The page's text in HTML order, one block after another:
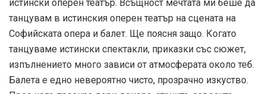
истински оперен театър. Всъщност мечтата ми беше да
танцувам в истинския оперен театър на сцената на
Софийската опера и балет. Ще поясня защо. Когато
танцуваме истински спектакли, приказки със сюжет,
изпълнението много зависи от атмосферата около теб.
Балета е едно невероятно чисто, прозрачно изкуство.